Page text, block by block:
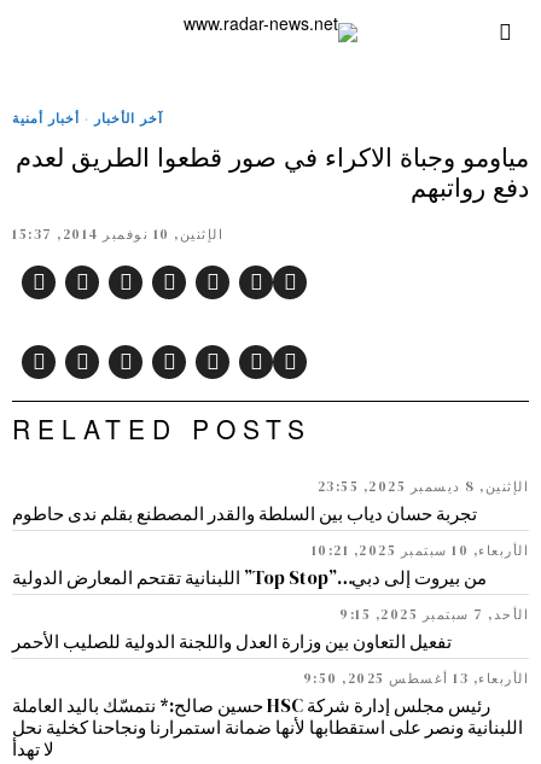
آخر الأخبار · أخبار أمنية
مياومو وجباة الاكراء في صور قطعوا الطريق لعدم
دفع رواتبهم
الإثنين, 10 نوفمبر 2014, 15:37
RELATED POSTS
الإثنين, 8 ديسمبر 2025, 23:55
تجربة حسان دياب بين السلطة والقدر المصطنع بقلم ندى حاطوم
الأربعاء, 10 سبتمبر 2025, 10:21
من بيروت إلى دبي…”Top Stop” اللبنانية تقتحم المعارض الدولية
الأحد, 7 سبتمبر 2025, 9:15
تفعيل التعاون بين وزارة العدل واللجنة الدولية للصليب الأحمر
الأربعاء, 13 أغسطس 2025, 9:50
رئيس مجلس إدارة شركة HSC حسين صالح:* نتمسّك باليد العاملة
اللبنانية ونصر على استقطابها لأنها ضمانة استمرارنا ونجاحنا كخلية نحل
لا تهدأ